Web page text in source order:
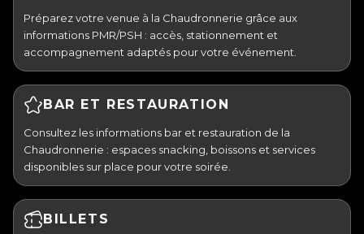
Préparez votre venue à la Chaudronnerie grâce aux
informations PMR/PSH : accès, stationnement et
accompagnement adaptés pour votre événement.
BAR ET RESTAURATION
Consultez les informations bar et restauration de la
Chaudronnerie : espaces snacking, boissons et services
disponibles sur place pour votre soirée.
BILLETS